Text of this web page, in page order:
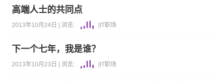
高端人士的共同点
2013年10月24日 | 浏览: IT职场
下一个七年，我是谁？
2013年10月23日 | 浏览: IT职场